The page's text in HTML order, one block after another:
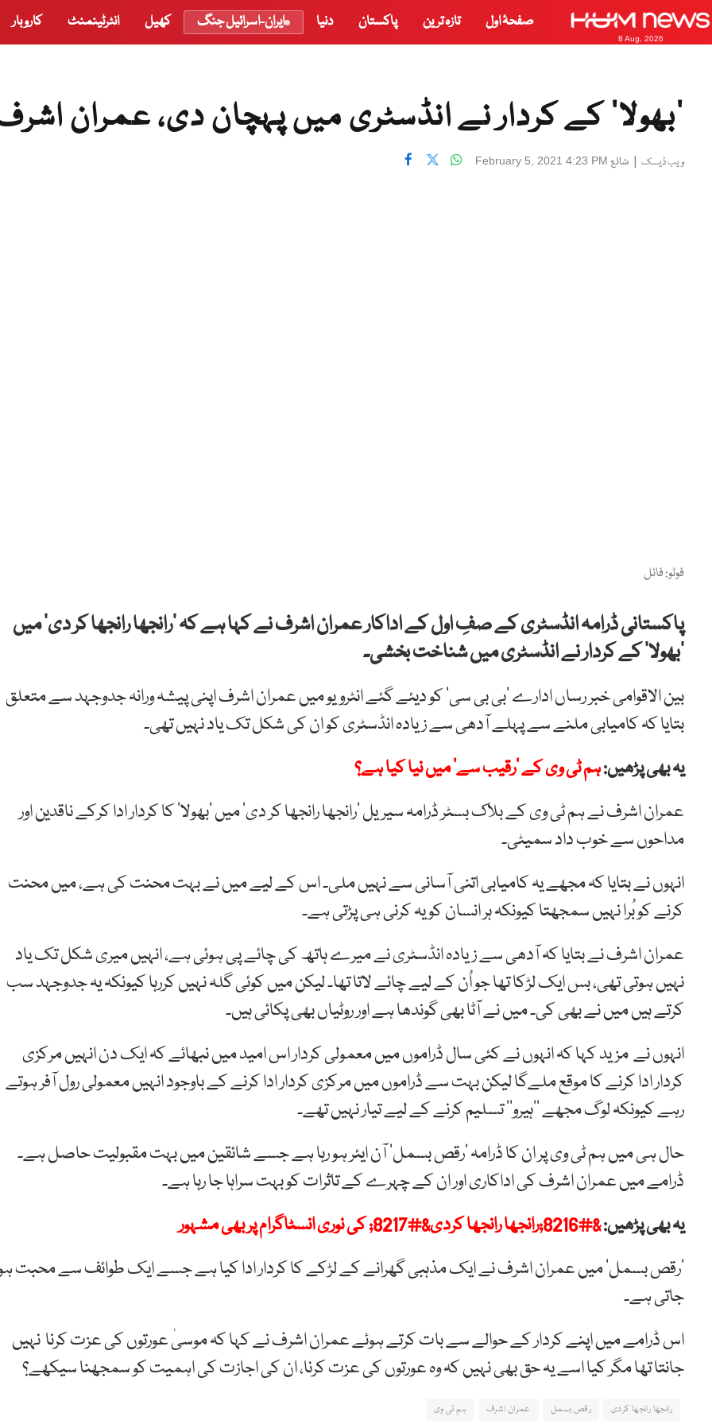
8 Aug, 2026
صفحۂ اول تازہ ترین پاکستان دنیا ایران-اسرائیل جنگ کھیل انٹرٹینمنٹ کاروبار
’بھولا‘ کے کردار نے انڈسٹری میں پہچان دی، عمران
ویب ڈیسک | شائع February 5, 2021 4:23 PM
فوٹو: فائل
پاکستانی ڈرامہ انڈسٹری کے صفِ اول کے اداکار عمران اشرف نے کہا ہے کہ ’رانجھا رانجھا کر دی‘ میں
’بھولا‘ کے کردار نے انڈسٹری میں شناخت بخشی۔
بین الاقوامی خبر رساں ادارے ’بی بی سی‘ کو دیئے گئے انٹرویو میں عمران اشرف اپنی پیشہ ورانہ جدوجہد سے متعلق
بتایا کہ کامیابی ملنے سے پہلے آدھی سے زیادہ انڈسٹری کو ان کی شکل تک یاد نہیں تھی۔
یہ بھی پڑھیں:ہم ٹی وی کے ’رقیب سے‘ میں نیا کیا ہے؟
عمران اشرف نے ہم ٹی وی کے بلاک بسٹر ڈرامہ سیریل ’رانجھا رانجھا کر دی‘ میں ’بھولا‘ کا کردار ادا کرکے ناقدین اور
مداحوں سے خوب داد سمیٹی۔
انہوں نے بتایا کہ مجھے یہ کامیابی اتنی آسانی سے نہیں ملی۔ اس کے لیے میں نے بہت محنت کی ہے، میں محنت
کرنے کو بُرا نہیں سمجھتا کیونکہ ہر انسان کو یہ کرنی ہی پڑتی ہے۔
عمران اشرف نے بتایا کہ آدھی سے زیادہ انڈسٹری نے میرے ہاتھ کی چائے پی ہوئی ہے، انہیں میری شکل تک یاد
نہیں ہوتی تھی، بس ایک لڑکا تھا جو اُن کے لیے چائے لاتا تھا۔ لیکن میں کوئی گلہ نہیں کررہا کیونکہ یہ جدوجہد سب
کرتے ہیں میں نے بھی کی۔ میں نے آٹا بھی گوندھا ہے اور روٹیاں بھی پکائی ہیں۔
انہوں نے مزید کہا کہ انہوں نے کئی سال ڈراموں میں معمولی کردار اس امید میں نبھائے کہ ایک دن انہیں مرکزی
کردار ادا کرنے کا موقع ملےگا لیکن بہت سے ڈراموں میں مرکزی کردار ادا کرنے کے باوجود انہیں معمولی رول آفر ہوتے
رہے کیونکہ لوگ مجھے ’’ہیرو‘‘ تسلیم کرنے کے لیے تیار نہیں تھے۔
حال ہی میں ہم ٹی وی پر ان کا ڈرامہ ’رقص بسمل‘ آن ایئر ہو رہا ہے جسے شائقین میں بہت مقبولیت حاصل ہے۔
ڈرامے میں عمران اشرف کی اداکاری اور ان کے چہرے کے تاثرات کو بہت سراہا جا رہا ہے۔
یہ بھی پڑھیں:&#8216;رانجھا رانجھا کردی&#8217; کی نوری انسٹاگرام پر بھی مشہور
’رقص بسمل‘ میں عمران اشرف نے ایک مذہبی گھرانے کے لڑکے کا کردار ادا کیا ہے جسے ایک طوائف سے محبت
جاتی ہے۔
اس ڈرامے میں اپنے کردار کے حوالے سے بات کرتے ہوئے عمران اشرف نے کہا کہ موسیٰ عورتوں کی عزت کرنا نہیں
جانتا تھا مگر کیا اسے یہ حق بھی نہیں کہ وہ عورتوں کی عزت کرنا، ان کی اجازت کی اہمیت کو سمجھنا سیکھے؟
رانجھا رانجھا کردی رقص بسمل عمران اشرف ہم ٹی وی